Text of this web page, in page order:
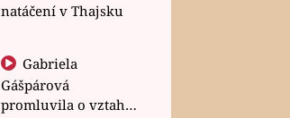
natáčení v Thajsku
Gabriela
Gášpárová
promluvila o vztahu